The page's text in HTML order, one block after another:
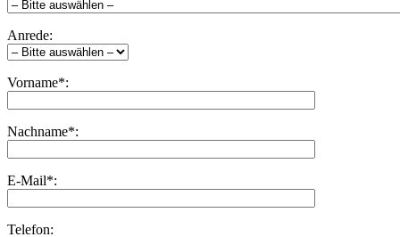
Anrede:
Vorname*:
Nachname*:
E-Mail*:
Telefon: